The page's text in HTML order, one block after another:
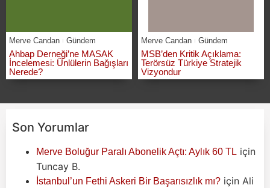
Merve Candan Gündem
Ahbap Derneği’ne MASAK
İncelemesi: Ünlülerin Bağışları
Nerede?
Merve Candan Gündem
MSB’den Kritik Açıklama:
Terörsüz Türkiye Stratejik
Vizyondur
Son Yorumlar
Merve Boluğur Paralı Abonelik Açtı: Aylık 60 TL için
Tuncay B.
İstanbul’un Fethi Askeri Bir Başarısızlık mı? için Ali